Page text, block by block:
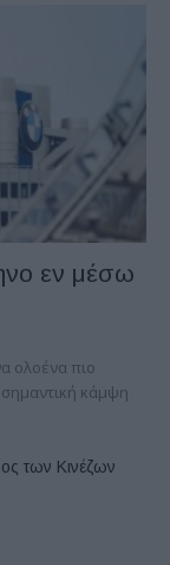
εν μέσω
ολοένα πιο
κάμψη
των Κινέζων